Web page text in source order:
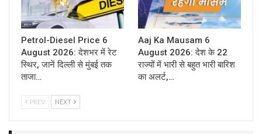
Petrol-Diesel Price 6
August 2026: देशभर में रेट
स्थिर, जानें दिल्ली से मुंबई तक
ताजा…
Aaj Ka Mausam 6
August 2026: देश के 22
राज्यों में भारी से बहुत भारी बारिश
का अलर्ट,…
PREV NEXT